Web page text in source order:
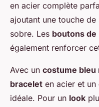
en acier complète
ajoutant une touche
sobre. Les boutons
également renforcer
Avec un costume bleu
bracelet en acier et un
idéale. Pour un look